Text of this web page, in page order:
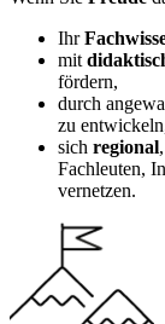
Ihr
mit
fördern,
durch
zu
sich regional,
Fachleuten,
vernetzen.